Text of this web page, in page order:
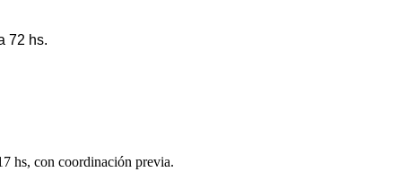
72 hs.
hs, con coordinación previa.